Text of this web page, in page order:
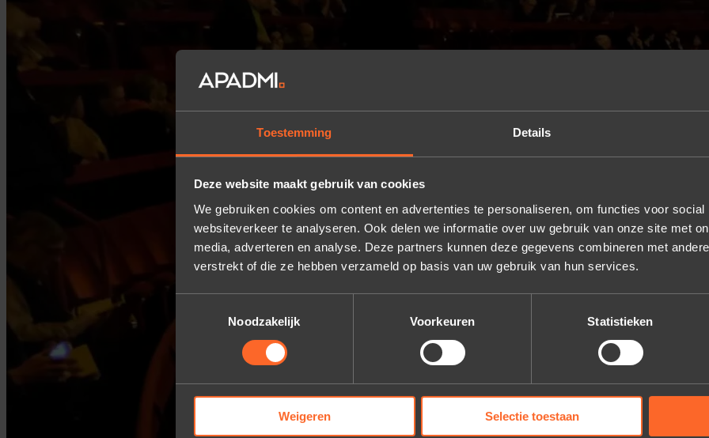
Toestemming Details
Deze website maakt gebruik van cookies
We gebruiken cookies om content en advertenties te personaliseren, om functies voor
websiteverkeer te analyseren. Ook delen we informatie over uw gebruik van onze site met
media, adverteren en analyse. Deze partners kunnen deze gegevens combineren met
verstrekt of die ze hebben verzameld op basis van uw gebruik van hun services.
Noodzakelijk
Voorkeuren Statistieken
Weigeren Selectie toestaan